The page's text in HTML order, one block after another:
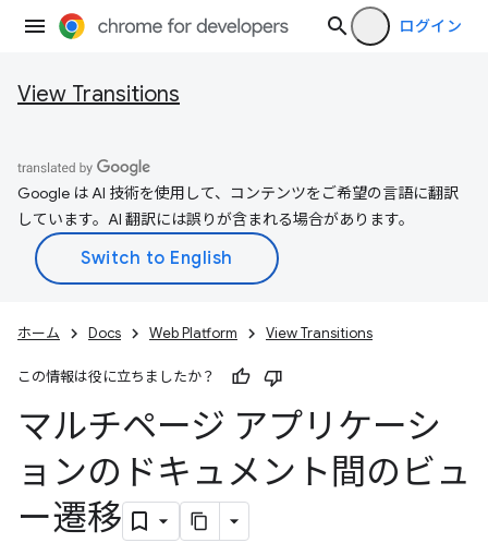
ログイン
View Transitions
Google は AI 技術を使用して、コンテンツをご希望の言語に翻訳
しています。AI 翻訳には誤りが含まれる場合があります。
ホーム Docs Web Platform View Transitions
この情報は役に立ちましたか？
マルチページ アプリケーシ
ョンのドキュメント間のビュ
ー遷移